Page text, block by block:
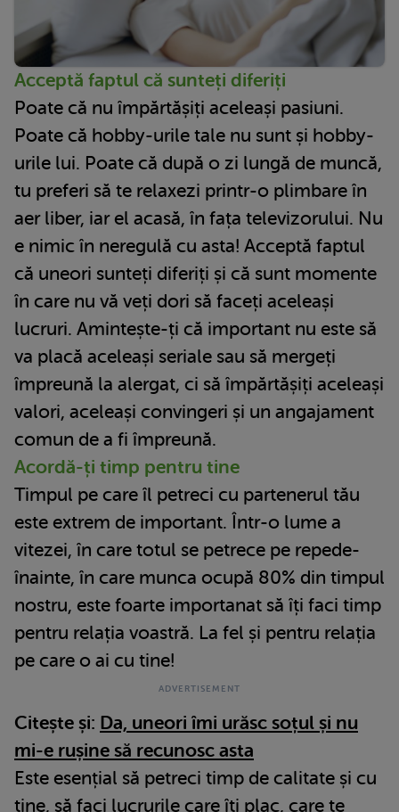
Acceptă faptul că sunteți diferiți
Poate că nu împărtășiți aceleași pasiuni.
Poate că hobby-urile tale nu sunt și hobby-
urile lui. Poate că după o zi lungă de muncă,
tu preferi să te relaxezi printr-o plimbare în
aer liber, iar el acasă, în fața televizorului. Nu
e nimic în neregulă cu asta! Acceptă faptul
că uneori sunteți diferiți și că sunt momente
în care nu vă veți dori să faceți aceleași
lucruri. Amintește-ți că important nu este să
va placă aceleași seriale sau să mergeți
împreună la alergat, ci să împărtășiți aceleași
valori, aceleași convingeri și un angajament
comun de a fi împreună.
Acordă-ți timp pentru tine
Timpul pe care îl petreci cu partenerul tău
este extrem de important. Într-o lume a
vitezei, în care totul se petrece pe repede-
înainte, în care munca ocupă 80% din timpul
nostru, este foarte importanat să îți faci timp
pentru relația voastră. La fel și pentru relația
pe care o ai cu tine!
Citește și: Da, uneori îmi urăsc soțul și nu
mi-e rușine să recunosc asta
Este esențial să petreci timp de calitate și cu
tine, să faci lucrurile care îți plac, care te